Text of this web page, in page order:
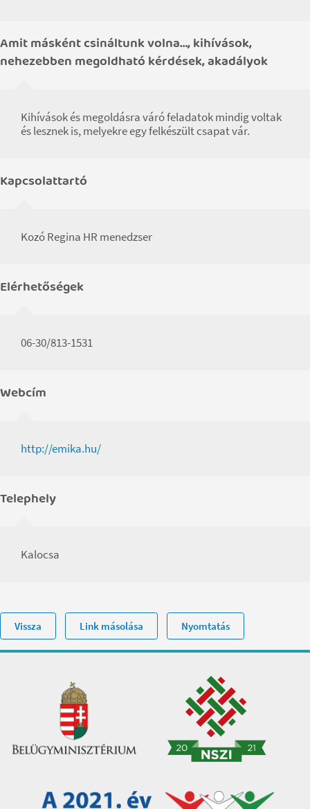
Amit másként csináltunk volna…, kihívások,
nehezebben megoldható kérdések, akadályok
Kihívások és megoldásra váró feladatok mindig voltak
és lesznek is, melyekre egy felkészült csapat vár.
Kapcsolattartó
Kozó Regina HR menedzser
Elérhetőségek
06-30/813-1531
Webcím
http://emika.hu/
Telephely
Kalocsa
Vissza Link másolása Nyomtatás